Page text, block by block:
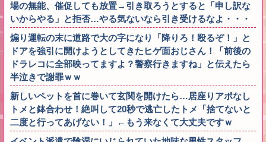
場の無能、催促しても放置→引き取ろうとすると「申し訳な
いからやる」と拒否…やる気ないなら引き受けるなよ・・・
煽り運転の末に道路で大の字になり「降りろ！殴るぞ！」と
ドアを強引に開けようとしてきたヒゲ面おじさん！「前後の
ドラレコに全部映ってますよ？警察行きますね」と伝えたら
半泣きで謝罪ｗｗ
新しいペットを首に巻いて玄関を開けたら…居座りアポなし
トメと鉢合わせ！絶叫して20秒で逃亡したトメ「捨てないと
二度と行ってあげない！」←もう来なくて大丈夫ですｗ